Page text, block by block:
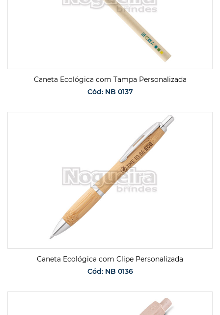
Caneta Ecológica com Tampa Personalizada
Cód: NB 0137
Caneta Ecológica com Clipe Personalizada
Cód: NB 0136